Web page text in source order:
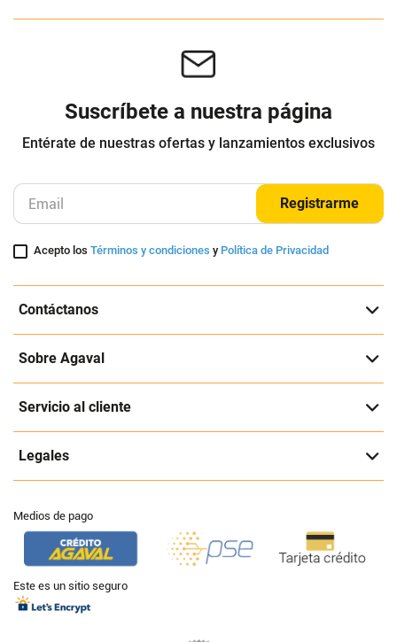
Suscríbete a nuestra página
Entérate de nuestras ofertas y lanzamientos exclusivos
Registrarme
Acepto losTérminos y condiciones y Política de Privacidad
Contáctanos
Sobre Agaval
Servicio al cliente
Legales
Medios de pago
Este es un sitio seguro